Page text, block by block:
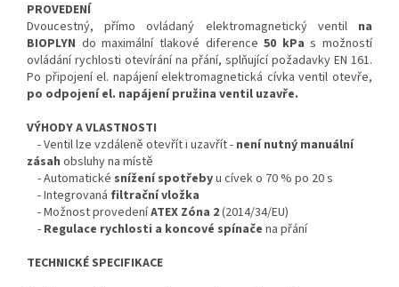
PROVEDENÍ
Dvoucestný, přímo ovládaný elektromagnetický ventil na
BIOPLYN do maximální tlakové diference50 kPa s možností
ovládání rychlosti otevírání na přání, splňující požadavky EN 161.
Po připojení el. napájení elektromagnetická cívka ventil otevře,
po odpojení el. napájení pružina ventil uzavře.
VÝHODY A VLASTNOSTI
- Ventil lze vzdáleně otevřít i uzavřít - není nutný manuální
zásah obsluhy na místě
- Automatické snížení spotřebyu cívek o 70 % po 20 s
- Integrovaná filtrační vložka
- Možnost provedeníATEX Zóna 2(2014/34/EU)
- Regulace rychlosti a koncové spínače na přání
TECHNICKÉ SPECIFIKACE